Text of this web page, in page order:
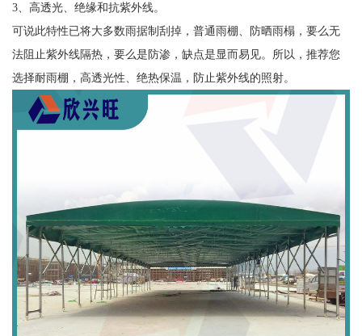
3、高透光、绝缘和抗紫外线。
可说此特性已将大多数雨据制刮掉，普通雨棚、防晒雨榻，要么无
法阻止紫外线隔热，要么是防渗，缺点是显而易见。所以，推荐您
选择耐雨棚，高透光性、绝热保温，防止紫外线的照射。